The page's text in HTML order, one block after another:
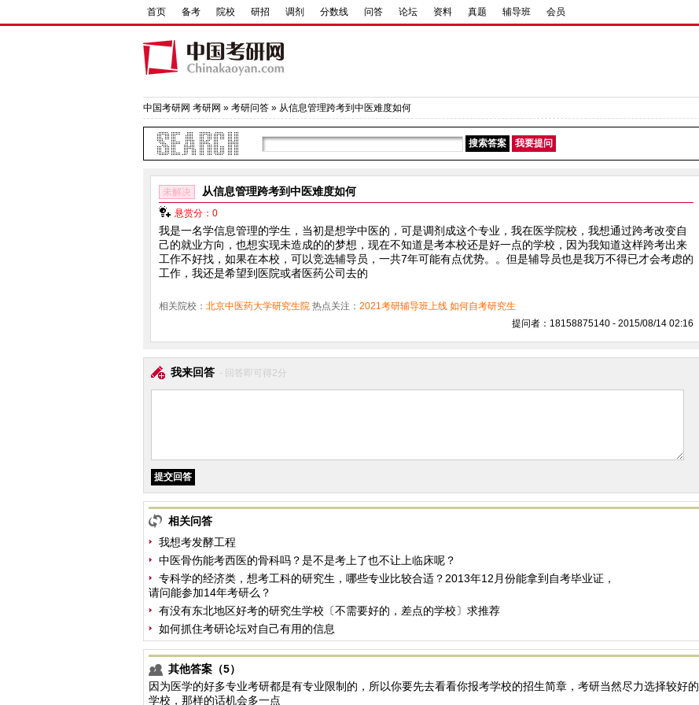
首页 备考 院校 研招 调剂 分数线 问答 论坛 资料 真题 辅导班 会员
中国考研网 考研网 » 考研问答 » 从信息管理跨考到中医难度如何
未解决 从信息管理跨考到中医难度如何
悬赏分：0
我是一名学信息管理的学生，当初是想学中医的，可是调剂成这个专业，我在医学院校，我想通过跨考改变自
己的就业方向，也想实现未造成的的梦想，现在不知道是考本校还是好一点的学校，因为我知道这样跨考出来
工作不好找，如果在本校，可以竞选辅导员，一共7年可能有点优势。。但是辅导员也是我万不得已才会考虑的
工作，我还是希望到医院或者医药公司去的
相关院校： 北京中医药大学研究生院 热点关注： 2021考研辅导班上线 如何自考研究生
提问者：18158875140 - 2015/08/14 02:16
我来回答 - 回答即可得2分
相关问答
我想考发酵工程
中医骨伤能考西医的骨科吗？是不是考上了也不让上临床呢？
专科学的经济类，想考工科的研究生，哪些专业比较合适？2013年12月份能拿到自考毕业证，
请问能参加14年考研么？
有没有东北地区好考的研究生学校〔不需要好的，差点的学校〕求推荐
如何抓住考研论坛对自己有用的信息
其他答案（5）
因为医学的好多专业考研都是有专业限制的，所以你要先去看看你报考学校的招生简章，考研当然尽力选择较好的
学校，那样的话机会多一点